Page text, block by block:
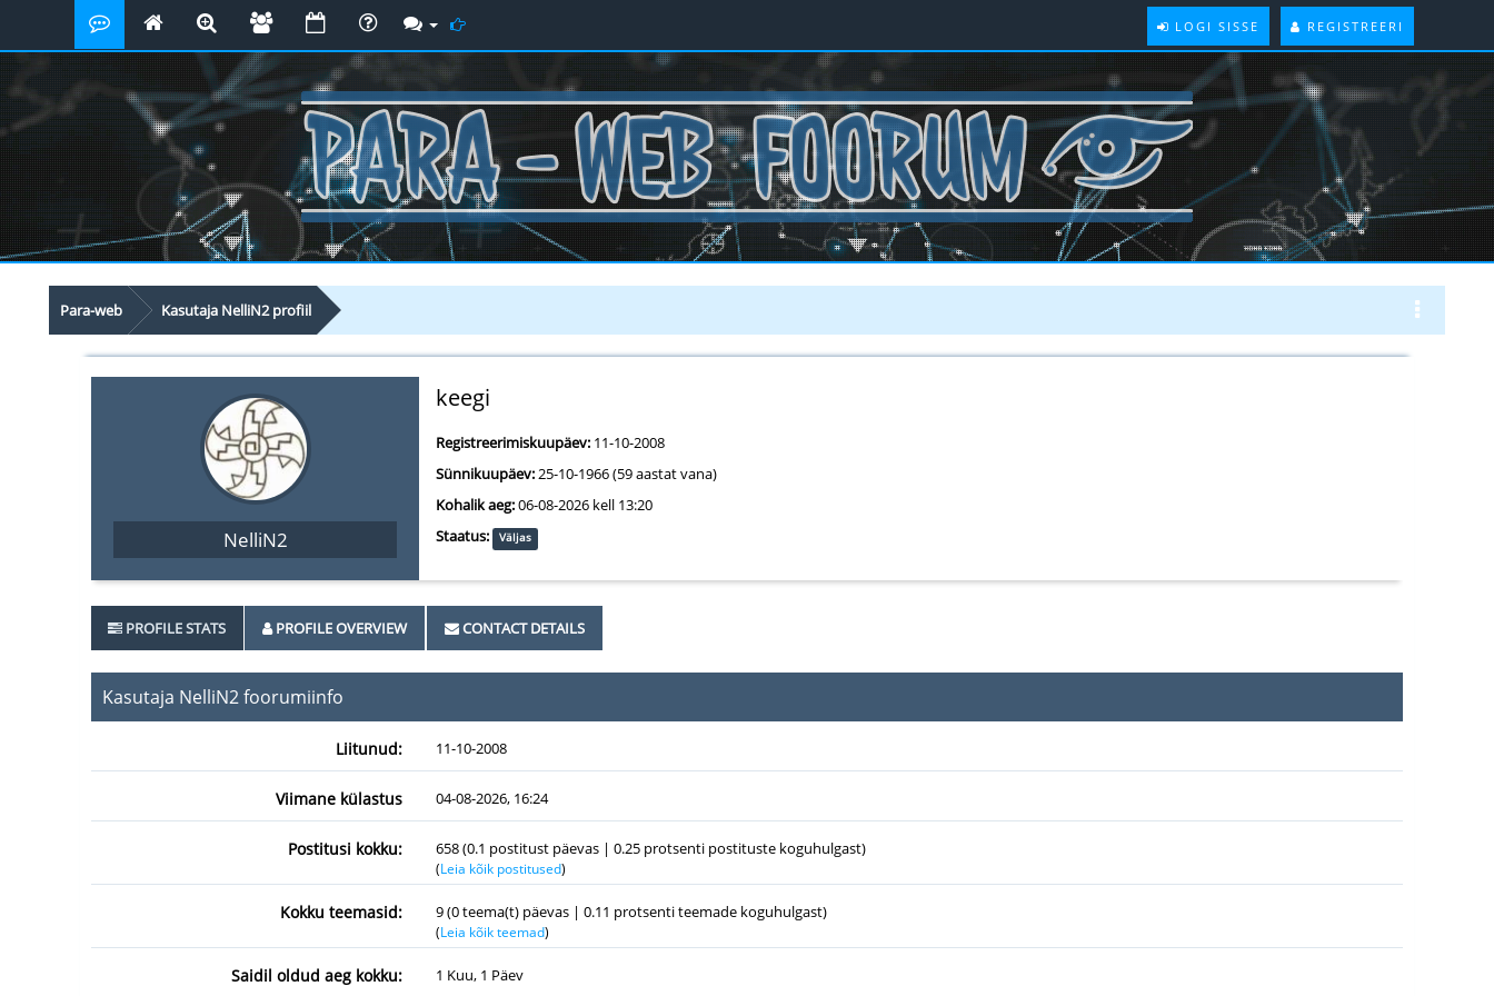
LOGI SISSE REGISTREERI
Para-web Kasutaja NelliN2 profiil
NelliN2
keegi
Registreerimiskuupäev: 11-10-2008
Sünnikuupäev:25-10-1966 (59 aastat vana)
Kohalik aeg:06-08-2026 kell 13:20
Staatus:
Väljas
PROFILE STATS PROFILE OVERVIEW CONTACT DETAILS
Kasutaja NelliN2 foorumiinfo
Liitunud: 11-10-2008
Viimane külastus 04-08-2026, 16:24
Postitusi kokku: 658 (0.1 postitust päevas | 0.25 protsenti postituste koguhulgast)
(Leia kõik postitused)
Kokku teemasid: 9 (0 teema(t) päevas | 0.11 protsenti teemade koguhulgast)
(Leia kõik teemad)
Saidil oldud aeg kokku: 1 Kuu, 1 Päev